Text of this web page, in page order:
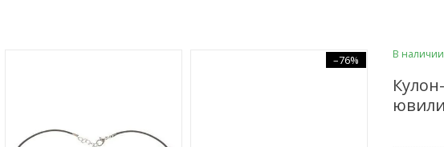
–76% В наличии